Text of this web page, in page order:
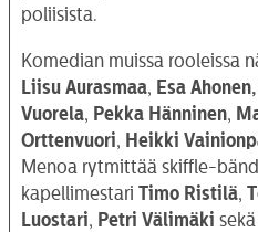
poliisista.
Komedian muissa rooleissa
Liisu Aurasmaa, Esa Ahonen,
Vuorela, Pekka Hänninen,
Orttenvuori, Heikki
Menoa rytmittää skiffle-
kapellimestari Timo Ristilä,
Luostari, Petri Välimäki sekä